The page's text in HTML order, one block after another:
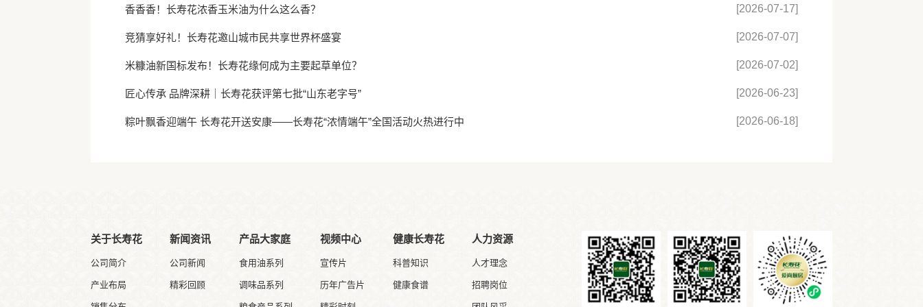
香香香！长寿花浓香玉米油为什么这么香？ [2026-07-17]
竞猜享好礼！长寿花邀山城市民共享世界杯盛宴 [2026-07-07]
米糠油新国标发布！长寿花缘何成为主要起草单位？ [2026-07-02]
匠心传承 品牌深耕｜长寿花获评第七批“山东老字号” [2026-06-23]
粽叶飘香迎端午 长寿花开送安康——长寿花“浓情端午”全国活动火热进行中 [2026-06-18]
关于长寿花
公司简介
产业布局
新闻资讯
公司新闻
精彩回顾
产品大家庭
食用油系列
调味品系列
视频中心
宣传片
历年广告片
健康长寿花
科普知识
健康食谱
人力资源
人才理念
招聘岗位